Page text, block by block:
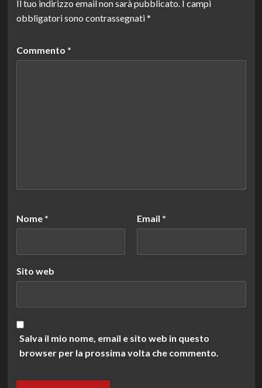
Il tuo indirizzo email non sarà pubblicato. I campi
obbligatori sono contrassegnati*
Commento *
Nome * Email *
Sito web
Salva il mio nome, email e sito web in questo
browser per la prossima volta che commento.